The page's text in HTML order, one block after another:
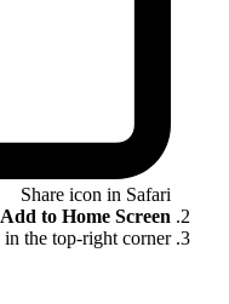
Share icon in Safari
Add to Home Screen
in the top-right corner.